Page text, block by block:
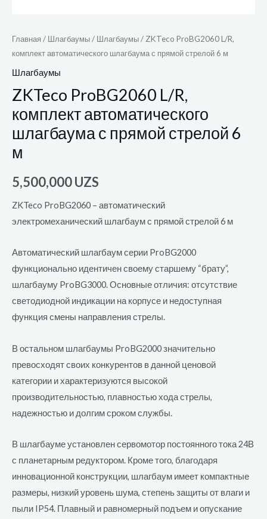
Главная / Шлагбаумы/ Шлагбаумы/ ZKTeco ProBG2060 L/R,
комплект автоматического шлагбаума с прямой стрелой 6 м
Шлагбаумы
ZKTeco ProBG2060 L/R,
комплект автоматического
шлагбаума с прямой стрелой 6
м
5,500,000UZS
ZKTeco ProBG2060 – автоматический
электромеханический шлагбаум с прямой стрелой 6 м
Автоматический шлагбаум серии ProBG2000
функционально идентичен своему старшему “брату”,
шлагбауму ProBG3000. Основные отличия: отсутствие
светодиодной индикации на корпусе и недоступная
функция смены направления стрелы.
В остальном шлагбаумы ProBG2000 значительно
превосходят своих конкурентов в данной ценовой
категории и характеризуются высокой
производительностью, плавностью хода стрелы,
надежностью и долгим сроком службы.
В шлагбауме установлен сервомотор постоянного тока 24В
с планетарным редуктором. Кроме того, благодаря
инновационной конструкции, шлагбаум имеет компактные
размеры, низкий уровень шума, степень защиты от влаги и
пыли IP54. Плавный и равномерный подъем и опускание